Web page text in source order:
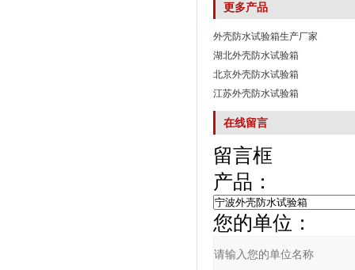
更多产品
外壳防水试验箱生产厂家
湖北外壳防水试验箱
北京外壳防水试验箱
江苏外壳防水试验箱
在线留言
留言框
产品：
您的单位：